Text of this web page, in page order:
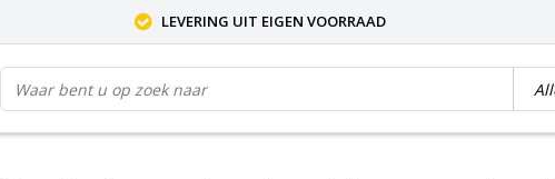
LEVERING UIT EIGEN VOORRAAD